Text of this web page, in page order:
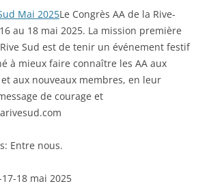
Mai 2025Le Congrès AA de la Rive-
au 18 mai 2025. La mission première
Sud est de tenir un événement festif
à mieux faire connaître les AA aux
aux nouveaux membres, en leur
de courage et
Entre nous.
18 mai 2025